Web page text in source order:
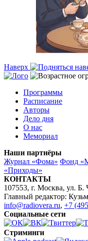
Наверх
Программы
Расписание
Авторы
Дело дня
О нас
Мемориал
Наши партнёры
Журнал «Фома» Фонд
«Приходы»
КОНТАКТЫ
107553, г. Москва, ул. Б.
Главный редактор:
info@radiovera.ru, +7
Социальные сети
Стриминги